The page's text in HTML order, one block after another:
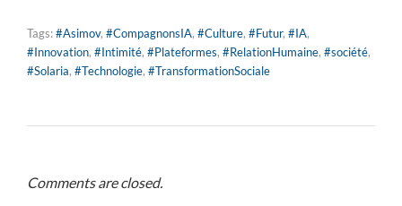
Tags:#Asimov, #CompagnonsIA, #Culture, #Futur, #IA,
#Innovation, #Intimité, #Plateformes, #RelationHumaine, #société,
#Solaria, #Technologie, #TransformationSociale
Comments are closed.